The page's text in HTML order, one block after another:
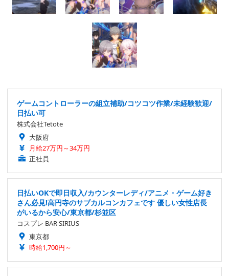
ゲームコントローラーの組立補助/コツコツ作業/未経験歓迎/
日払い可
株式会社Tetote
大阪府
月給27万円～34万円
正社員
日払いOKで即日収入/カウンターレディ/アニメ・ゲーム好き
さん必見!高円寺のサブカルコンカフェです 優しい女性店長
がいるから安心/東京都/杉並区
コスプレ BAR SIRIUS
東京都
時給1,700円～